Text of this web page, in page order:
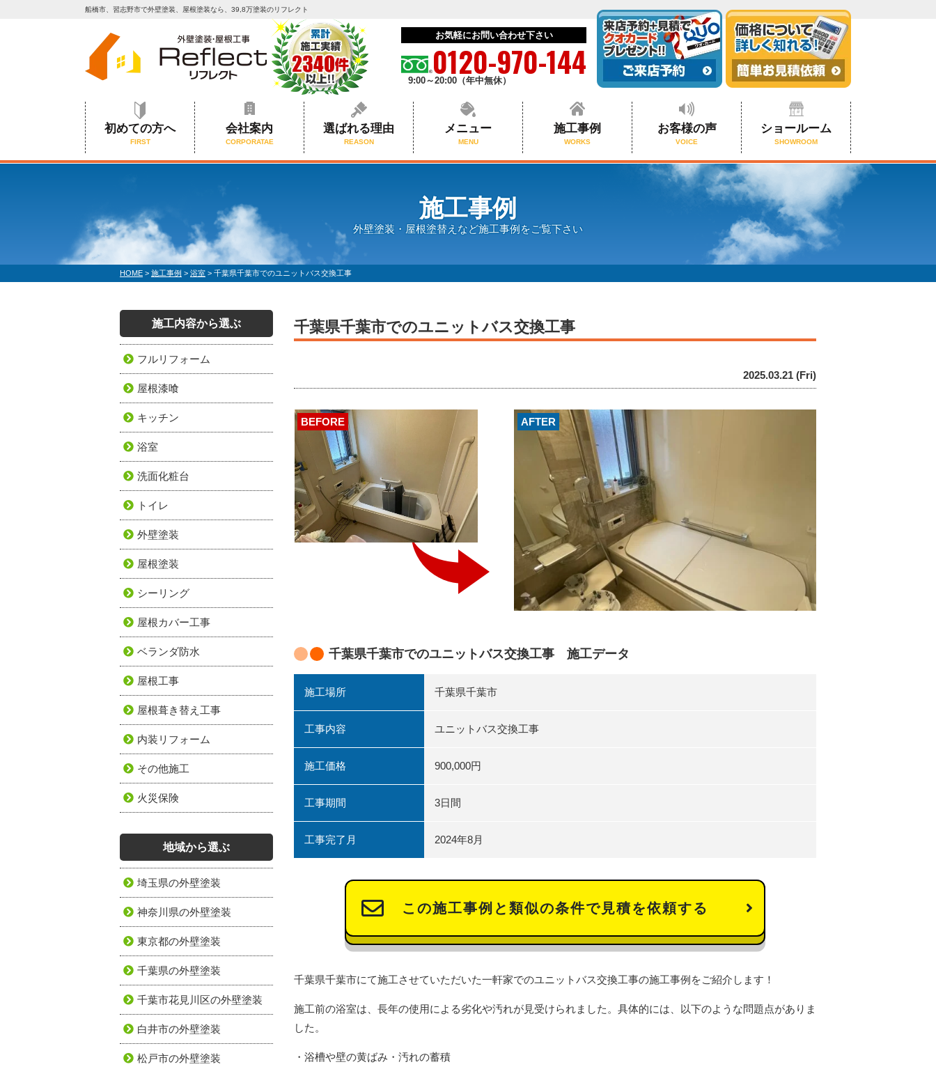
船橋市、習志野市で外壁塗装、屋根塗装なら、39,8万塗装のリフレクト
お気軽にお問い合わせ下さい
0120-970-144
9:00～20:00（年中無休）
初めての方へ
FIRST
会社案内
CORPORATAE
選ばれる理由
REASON
メニュー
MENU
施工事例
WORKS
お客様の声
VOICE
ショールーム
SHOWROOM
施工事例
外壁塗装・屋根塗替えなど施工事例をご覧下さい
HOME > 施工事例 > 浴室 > 千葉県千葉市でのユニットバス交換工事
千葉県千葉市でのユニットバス交換工事
2025.03.21 (Fri)
AFTER
BEFORE
千葉県千葉市でのユニットバス交換工事 施工データ
施工場所 千葉県千葉市
工事内容 ユニットバス交換工事
施工価格 900,000円
工事期間 3日間
工事完了月 2024年8月
この施工事例と類似の条件で見積を依頼する
千葉県千葉市にて施工させていただいた一軒家でのユニットバス交換工事の施工事例をご紹介します！
施工前の浴室は、長年の使用による劣化や汚れが見受けられました。具体的には、以下のような問題点がありま
した。
・浴槽や壁の黄ばみ・汚れの蓄積
施工内容から選ぶ
フルリフォーム
屋根漆喰
キッチン
浴室
洗面化粧台
トイレ
外壁塗装
屋根塗装
シーリング
屋根カバー工事
ベランダ防水
屋根工事
屋根葺き替え工事
内装リフォーム
その他施工
火災保険
地域から選ぶ
埼玉県の外壁塗装
神奈川県の外壁塗装
東京都の外壁塗装
千葉県の外壁塗装
千葉市花見川区の外壁塗装
白井市の外壁塗装
松戸市の外壁塗装